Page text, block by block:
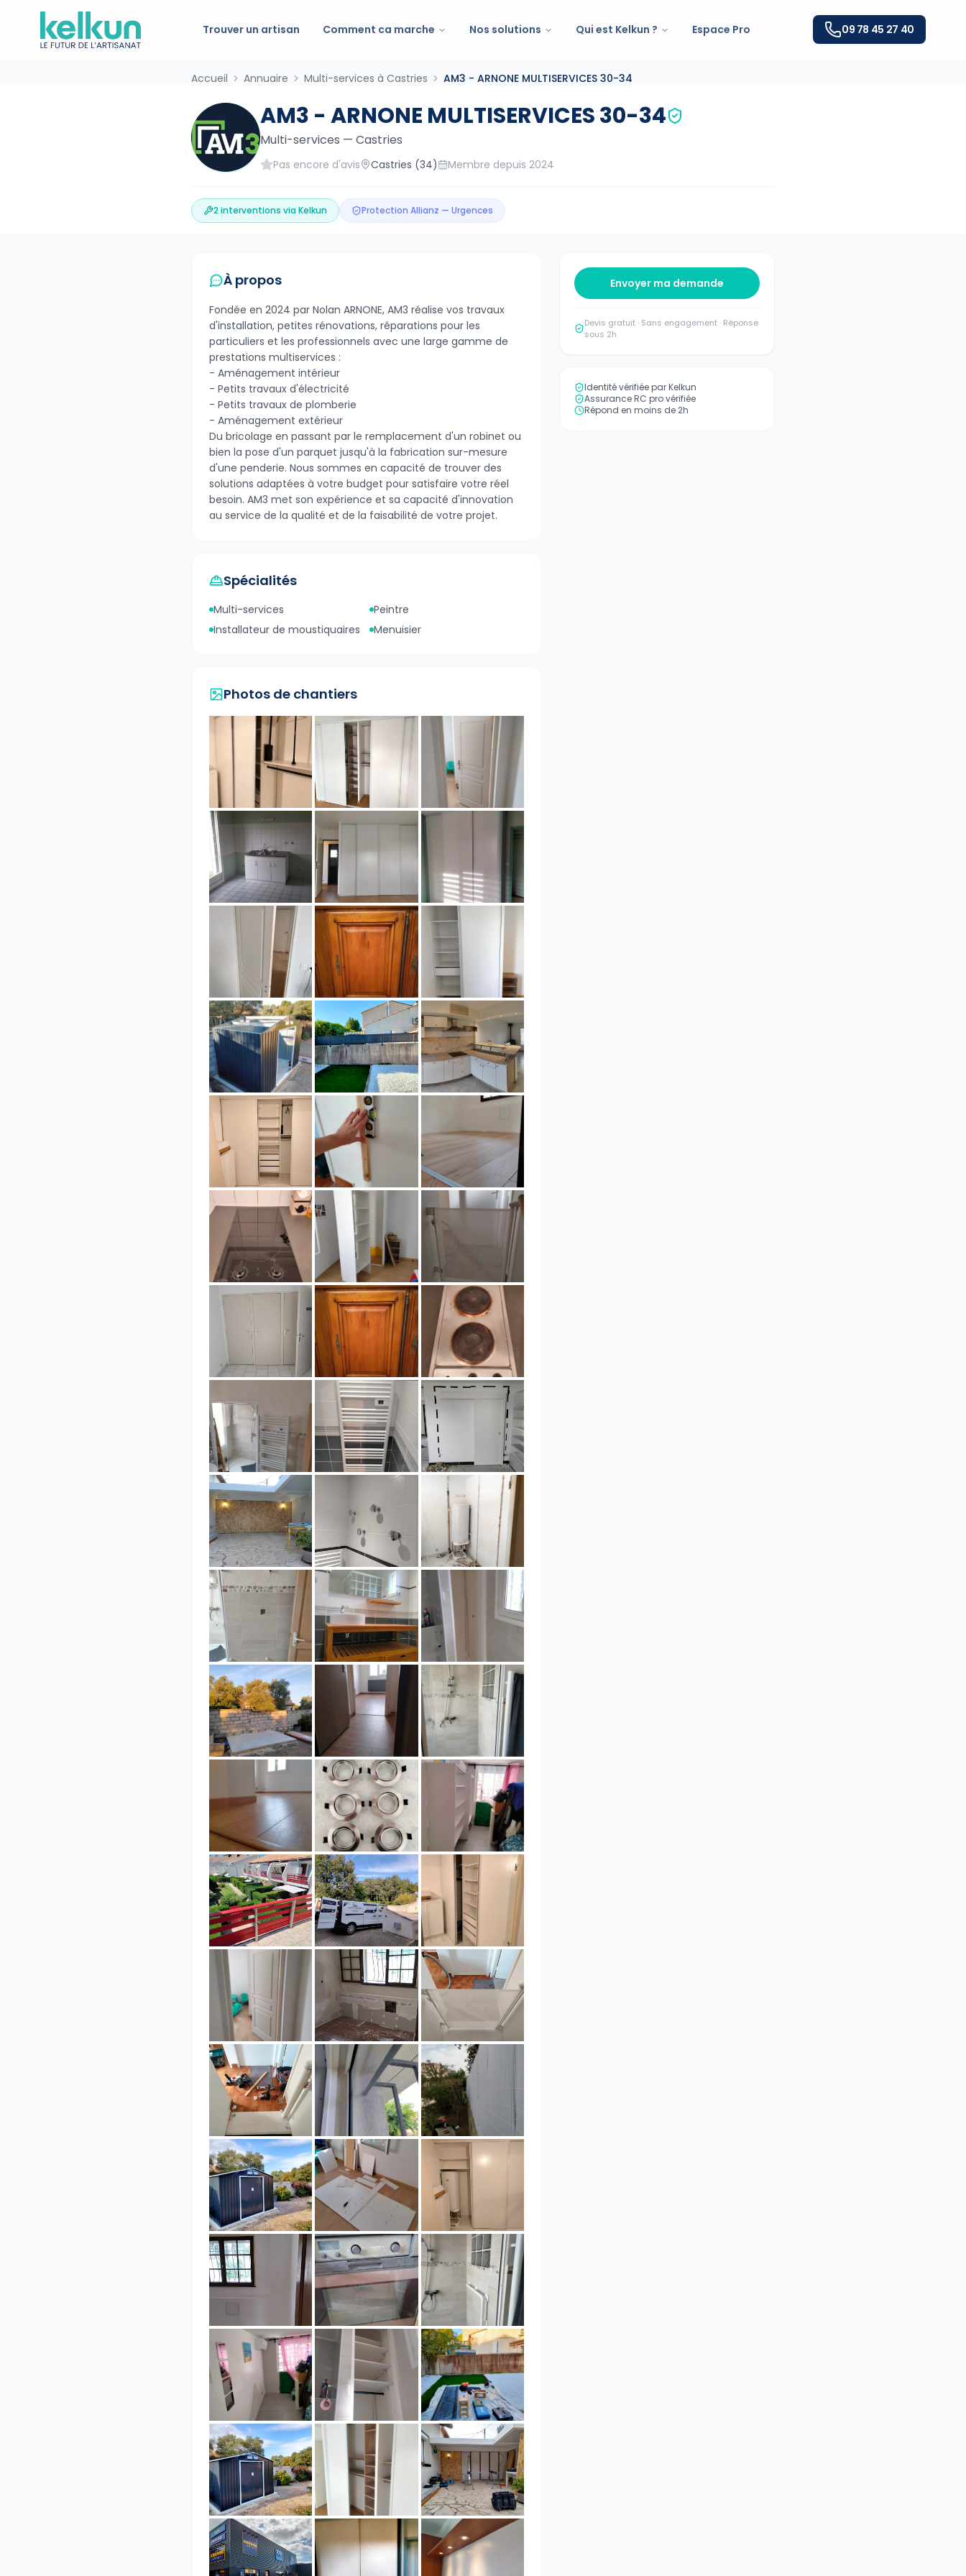
Trouver un artisan Comment ca marche Nos solutions Qui est Kelkun ? Espace Pro 09 78 45 27 40
Accueil Annuaire Multi-services à Castries AM3 - ARNONE MULTISERVICES 30-34
AM3 - ARNONE MULTISERVICES 30-34
Multi-services — Castries
Pas encore d'avis Castries (34) Membre depuis 2024
2 interventions via Kelkun Protection Allianz — Urgences
À propos
Fondée en 2024 par Nolan ARNONE, AM3 réalise vos travaux
d'installation, petites rénovations, réparations pour les
particuliers et les professionnels avec une large gamme de
prestations multiservices :
- Aménagement intérieur
- Petits travaux d'électricité
- Petits travaux de plomberie
- Aménagement extérieur
Du bricolage en passant par le remplacement d'un robinet ou
bien la pose d'un parquet jusqu'à la fabrication sur-mesure
d'une penderie. Nous sommes en capacité de trouver des
solutions adaptées à votre budget pour satisfaire votre réel
besoin. AM3 met son expérience et sa capacité d'innovation
au service de la qualité et de la faisabilité de votre projet.
Spécialités
Multi-services
Peintre
Installateur de moustiquaires
Menuisier
Photos de chantiers
Envoyer ma demande
Devis gratuit · Sans engagement · Réponse
sous 2h
Identité vérifiée par Kelkun
Assurance RC pro vérifiée
Répond en moins de 2h